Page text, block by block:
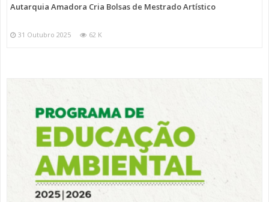
Autarquia Amadora Cria Bolsas de Mestrado Artístico
31 Outubro 2025 62 K